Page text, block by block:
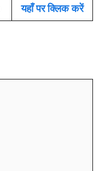
यहाँ पर क्लिक करें